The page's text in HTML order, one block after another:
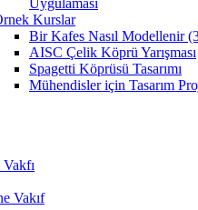
Uygulaması
Kurslar
Bir Kafes Nasıl Modellenir
AISC Çelik Köprü Yarışması
Spagetti Köprüsü Tasarımı
Mühendisler için Tasarım
Vakıf